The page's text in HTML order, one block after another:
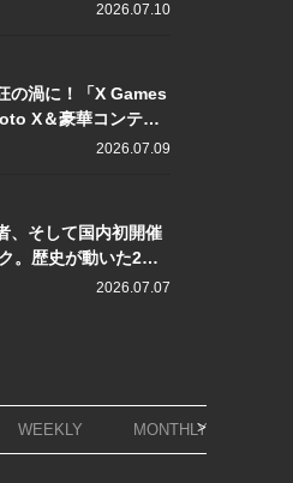
の快挙をプレイバッ
2026.07.10
の渦に！「X Games
X＆豪華コンテン
2026.07.09
、そして国内初開催
。歴史が動いた2日
2026.07.07
WEEKLY MONTHLY